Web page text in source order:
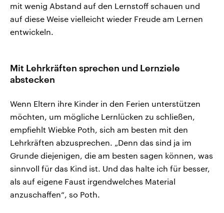
mit wenig Abstand auf den Lernstoff schauen und
auf diese Weise vielleicht wieder Freude am Lernen
entwickeln.
Mit Lehrkräften sprechen und Lernziele
abstecken
Wenn Eltern ihre Kinder in den Ferien unterstützen
möchten, um mögliche Lernlücken zu schließen,
empfiehlt Wiebke Poth, sich am besten mit den
Lehrkräften abzusprechen. „Denn das sind ja im
Grunde diejenigen, die am besten sagen können, was
sinnvoll für das Kind ist. Und das halte ich für besser,
als auf eigene Faust irgendwelches Material
anzuschaffen“, so Poth.